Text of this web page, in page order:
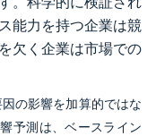
能力を持つ企業は競
欠く企業は市場での
の影響を加算的ではな
予測は、ベースライン